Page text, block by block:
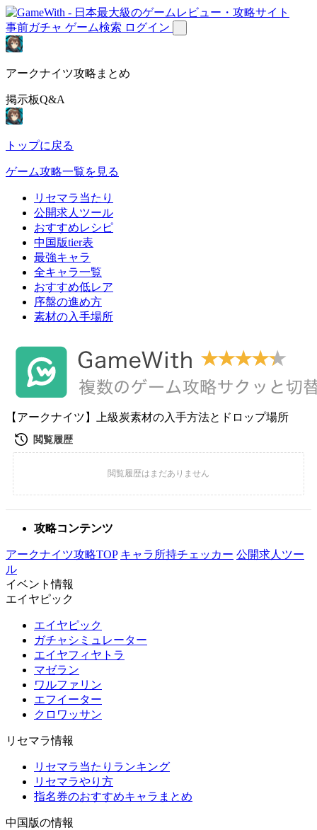
事前ガチャ ゲーム検索 ログイン
アークナイツ攻略まとめ
掲示板Q&A
トップに戻る
ゲーム攻略一覧を見る
リセマラ当たり
公開求人ツール
おすすめレシピ
中国版tier表
最強キャラ
全キャラ一覧
おすすめ低レア
序盤の進め方
素材の入手場所
【アークナイツ】上級炭素材の入手方法とドロップ場所
攻略コンテンツ
アークナイツ攻略TOP キャラ所持チェッカー 公開求人ツー
ル
イベント情報
エイヤピック
エイヤピック
ガチャシミュレーター
エイヤフィヤトラ
マゼラン
ワルファリン
エフイーター
クロワッサン
リセマラ情報
リセマラ当たりランキング
リセマラやり方
指名券のおすすめキャラまとめ
中国版の情報